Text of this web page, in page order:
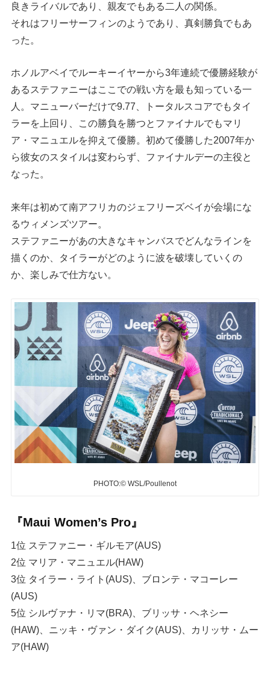
良きライバルであり、親友でもある二人の関係。
それはフリーサーフィンのようであり、真剣勝負でもあ
った。
ホノルアベイでルーキーイヤーから3年連続で優勝経験が
あるステファニーはここでの戦い方を最も知っている一
人。マニューバーだけで9.77、トータルスコアでもタイ
ラーを上回り、この勝負を勝つとファイナルでもマリ
ア・マニュエルを抑えて優勝。初めて優勝した2007年か
ら彼女のスタイルは変わらず、ファイナルデーの主役と
なった。
来年は初めて南アフリカのジェフリーズベイが会場にな
るウィメンズツアー。
ステファニーがあの大きなキャンバスでどんなラインを
描くのか、タイラーがどのように波を破壊していくの
か、楽しみで仕方ない。
PHOTO:© WSL/Poullenot
『Maui Women’s Pro』
1位 ステファニー・ギルモア(AUS)
2位 マリア・マニュエル(HAW)
3位 タイラー・ライト(AUS)、ブロンテ・マコーレー
(AUS)
5位 シルヴァナ・リマ(BRA)、ブリッサ・ヘネシー
(HAW)、ニッキ・ヴァン・ダイク(AUS)、カリッサ・ムー
ア(HAW)